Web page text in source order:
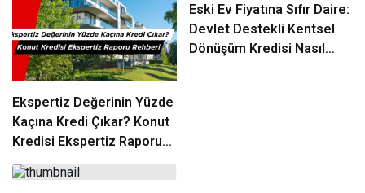
Ekspertiz Değerinin Yüzde
Kaçına Kredi Çıkar? Konut
Kredisi Ekspertiz Raporu
Rehberi
Eski Ev Fiyatına Sıfır Daire:
Devlet Destekli Kentsel
Dönüşüm Kredisi Nasıl